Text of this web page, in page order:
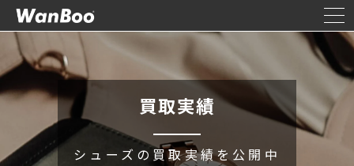
買取実績
シューズの買取実績を公開中